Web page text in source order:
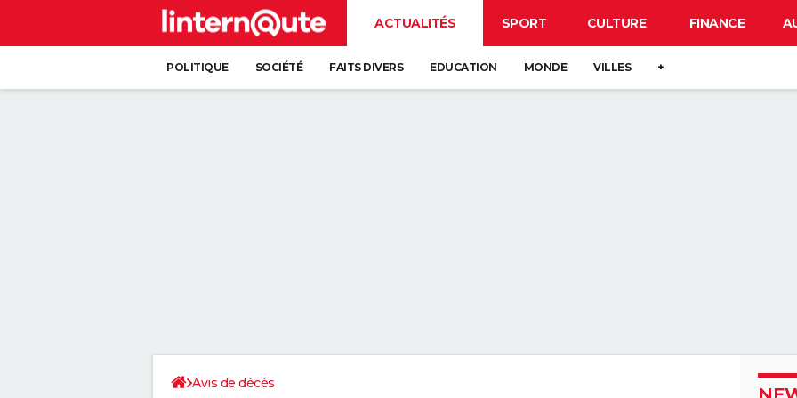
ACTUALITÉS SPORT CULTURE FINANCE
POLITIQUE SOCIÉTÉ FAITS DIVERS EDUCATION MONDE VILLES +
Avis de décès